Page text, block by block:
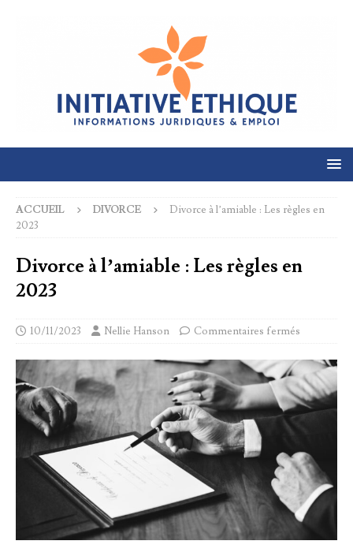
ACCUEIL DIVORCE
Divorce à l’amiable : Les règles en
2023
Divorce à l’amiable : Les règles en
2023
10/11/2023 Nellie Hanson Commentaires fermés